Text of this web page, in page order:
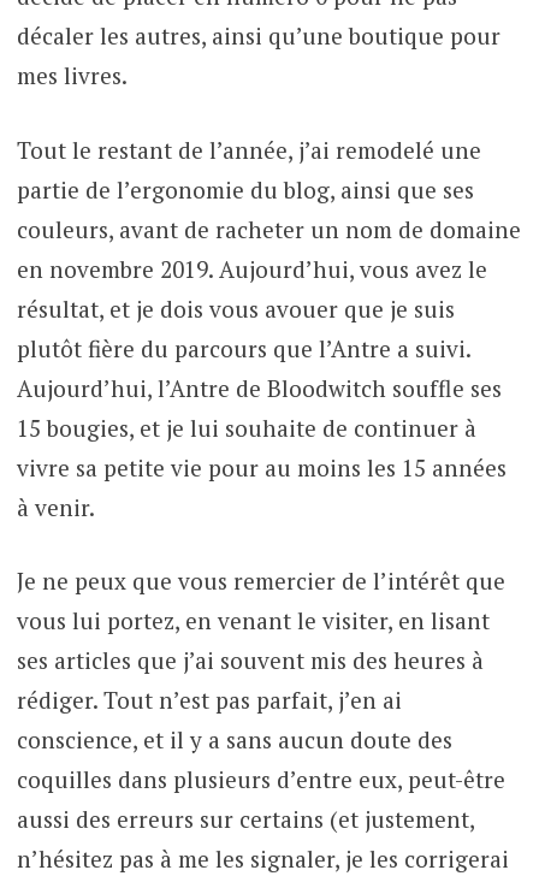
décaler les autres, ainsi qu’une boutique pour
mes livres.
Tout le restant de l’année, j’ai remodelé une
partie de l’ergonomie du blog, ainsi que ses
couleurs, avant de racheter un nom de domaine
en novembre 2019. Aujourd’hui, vous avez le
résultat, et je dois vous avouer que je suis
plutôt fière du parcours que l’Antre a suivi.
Aujourd’hui, l’Antre de Bloodwitch souffle ses
15 bougies, et je lui souhaite de continuer à
vivre sa petite vie pour au moins les 15 années
à venir.
Je ne peux que vous remercier de l’intérêt que
vous lui portez, en venant le visiter, en lisant
ses articles que j’ai souvent mis des heures à
rédiger. Tout n’est pas parfait, j’en ai
conscience, et il y a sans aucun doute des
coquilles dans plusieurs d’entre eux, peut-être
aussi des erreurs sur certains (et justement,
n’hésitez pas à me les signaler, je les corrigerai